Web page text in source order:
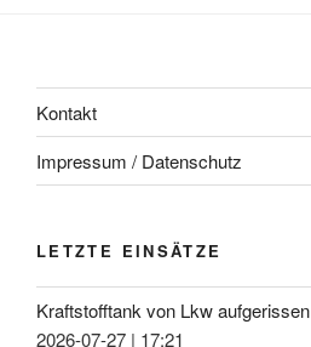
Kontakt
Impressum / Datenschutz
LETZTE EINSÄTZE
Kraftstofftank von Lkw aufgerissen
2026-07-27 | 17:21